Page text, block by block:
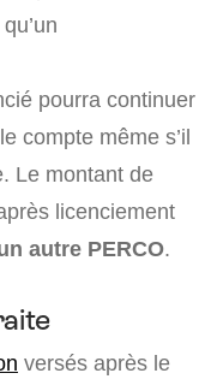
pourra continuer
compte même s’il
Le montant de
licenciement
autre PERCO.
versés après le